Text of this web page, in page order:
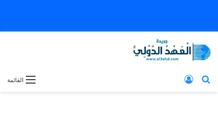
القائمة بحث عن